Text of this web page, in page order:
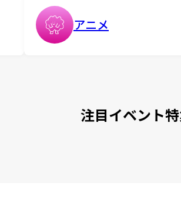
アニメ
注目イベント